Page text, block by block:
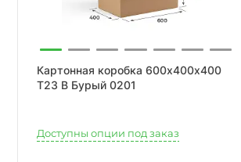
Картонная коробка 600х400х400
Т23 B Бурый 0201
Доступны опции под заказ